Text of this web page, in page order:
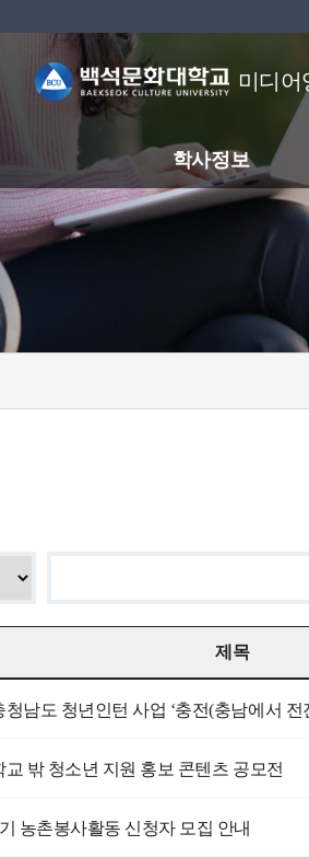
미디어
학사정보
제목
청남도 청년인턴 사업 ‘충전(충남에서 전
교 밖 청소년 지원 홍보 콘텐츠 공모전
농촌봉사활동 신청자 모집 안내